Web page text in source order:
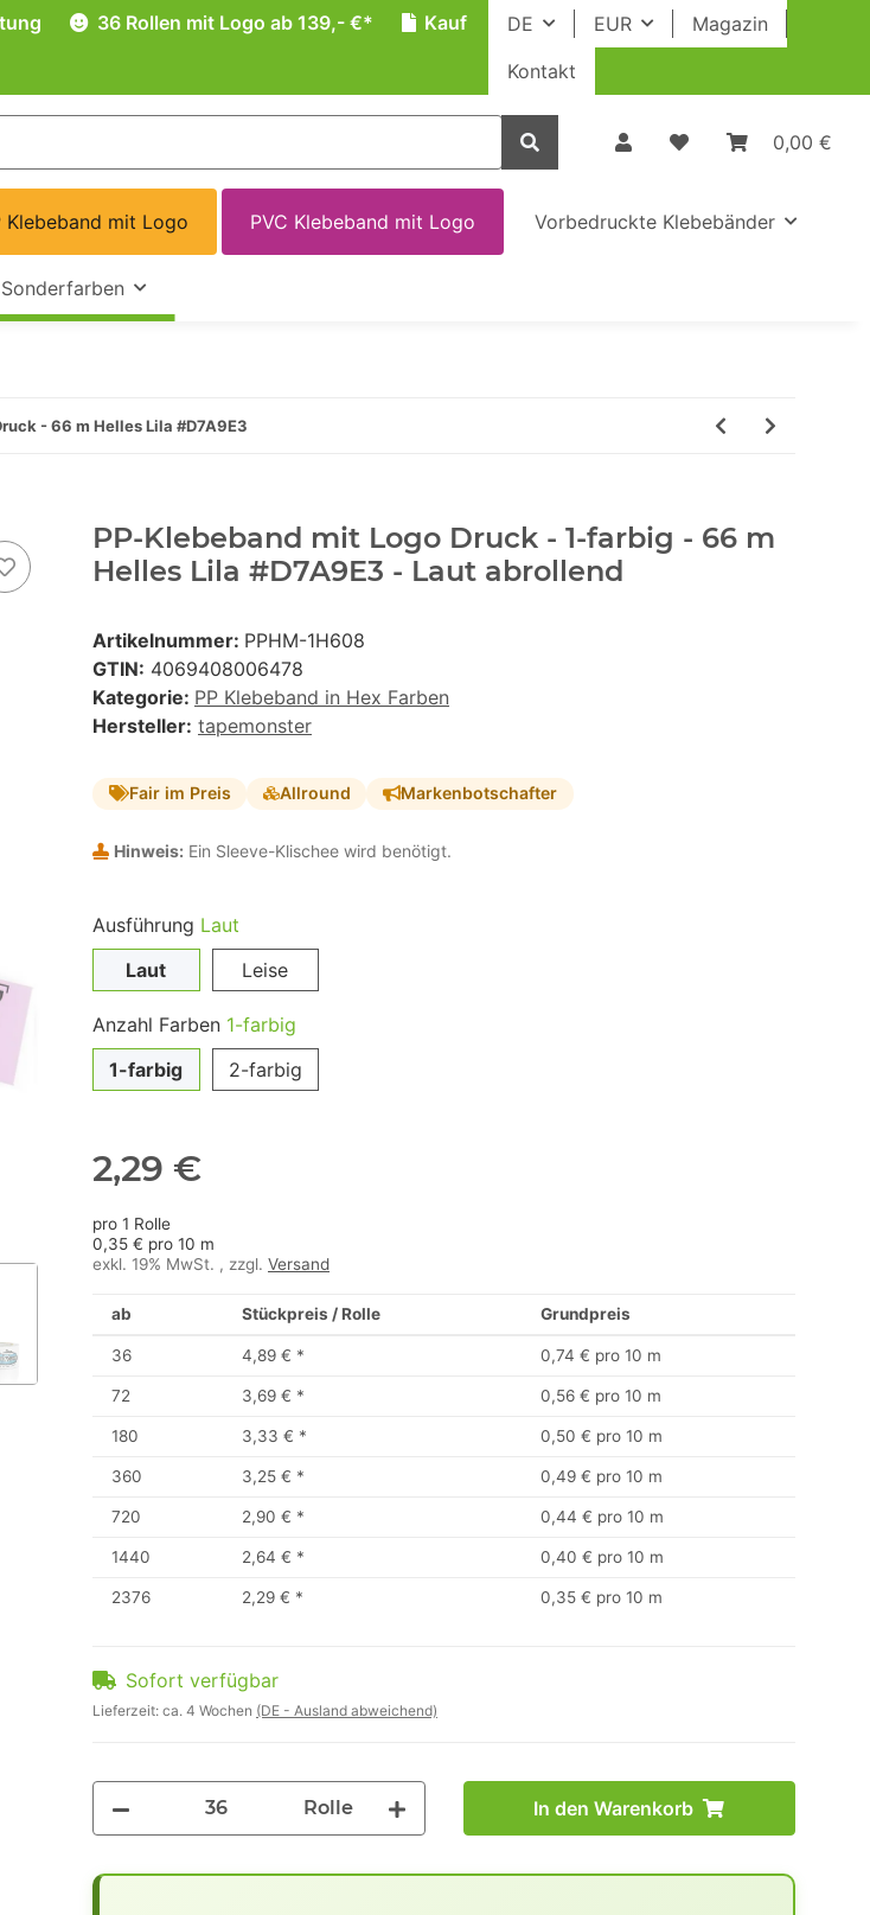
DE EUR
Magazin
Kontakt
36 Rollen mit Logo ab 139,- €*
Kauf
0,00 €
Klebeband mit Logo PVC Klebeband mit Logo Vorbedruckte Klebebänder
Sonderfarben
- 66 m Helles Lila #D7A9E3
PP-Klebeband mit Logo Druck - 1-farbig - 66 m
Helles Lila #D7A9E3 - Laut abrollend
Artikelnummer: PPHM-1H608
GTIN: 4069408006478
Kategorie: PP Klebeband in Hex Farben
Hersteller: tapemonster
Fair im Preis Allround Markenbotschafter
Hinweis: Ein Sleeve-Klischee wird benötigt.
Ausführung Laut
Laut
Leise
Anzahl Farben 1-farbig
1-farbig
2-farbig
2,29 €
pro 1 Rolle
0,35 € pro 10 m
exkl. 19% MwSt. , zzgl. Versand
ab Stückpreis / Rolle Grundpreis
36 4,89 € * 0,74 € pro 10 m
72 3,69 € * 0,56 € pro 10 m
180 3,33 € * 0,50 € pro 10 m
360 3,25 € * 0,49 € pro 10 m
720 2,90 € * 0,44 € pro 10 m
1440 2,64 € * 0,40 € pro 10 m
2376 2,29 € * 0,35 € pro 10 m
Sofort verfügbar
Lieferzeit: ca. 4 Wochen (DE - Ausland abweichend)
Rolle In den Warenkorb